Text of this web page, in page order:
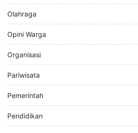
Olahraga
Opini Warga
Organisasi
Pariwisata
Pemerintah
Pendidikan